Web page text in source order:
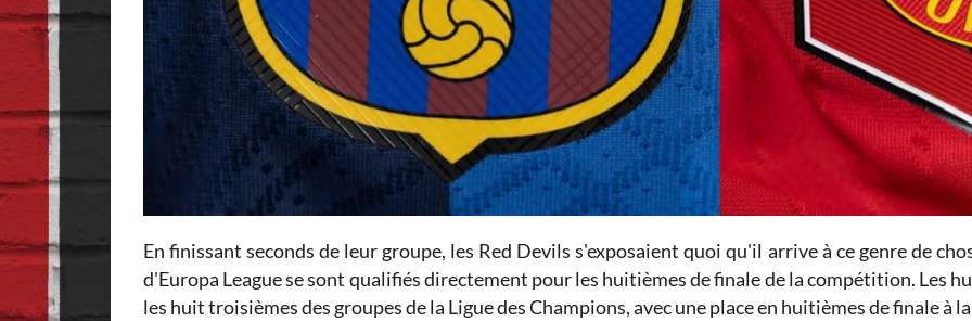
En finissant seconds de leur groupe, les Red Devils s'exposaient quoi qu'il arrive à ce genre de
d'Europa League se sont qualifiés directement pour les huitièmes de finale de la compétition. Les
les huit troisièmes des groupes de la Ligue des Champions, avec une place en huitièmes de finale à